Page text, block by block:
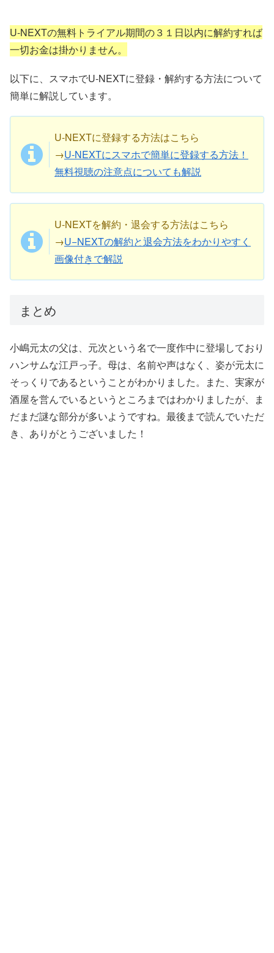
U-NEXTの無料トライアル期間の３１日以内に解約すれば
一切お金は掛かりません。
以下に、スマホでU-NEXTに登録・解約する方法について
簡単に解説しています。
U-NEXTに登録する方法はこちら
→U-NEXTにスマホで簡単に登録する方法！
無料視聴の注意点についても解説
U-NEXTを解約・退会する方法はこちら
→U−NEXTの解約と退会方法をわかりやすく
画像付きで解説
まとめ
小嶋元太の父は、元次という名で一度作中に登場しており
ハンサムな江戸っ子。 母は、名前や声はなく、姿が元太に
そっくりであるということがわかりました。
また、実家が
酒屋を営んでいるというところまではわかりましたが、ま
だまだ謎な部分が多いようですね。 最後まで読んでいただ
き、ありがとうございました！